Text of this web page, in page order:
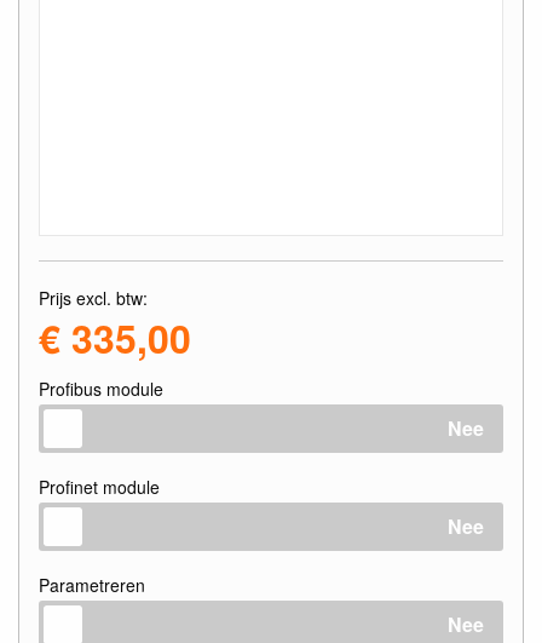
Prijs excl. btw:
€ 335,00
Profibus module
Nee
Profinet module
Nee
Parametreren
Nee